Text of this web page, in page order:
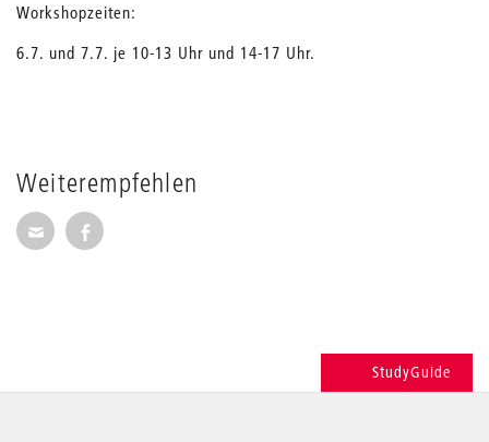
Weiterempfehlen
Seite per E-Mail weiterempfehlen
Seite auf Facebook weiterempfehlen
Workshopzeiten:
6.7. und 7.7. je 10-13 Uhr und 14-17 Uhr.
StudyGuide